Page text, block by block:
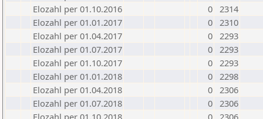
Elozahl per 01.10.2016
0 2314
Elozahl per 01.01.2017
0 2310
Elozahl per 01.04.2017
0 2293
Elozahl per 01.07.2017
0 2293
Elozahl per 01.10.2017
0 2293
Elozahl per 01.01.2018
0 2298
Elozahl per 01.04.2018
0 2306
Elozahl per 01.07.2018
0 2306
Elozahl per 01.10.2018
0 2306